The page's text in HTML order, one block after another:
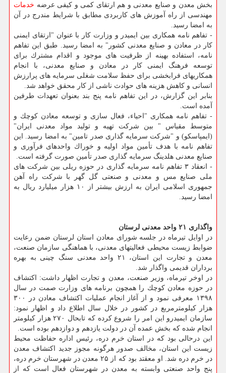
بخش معدن و صنایع معدنی و هم ارتقای كمی و كیفی عرضه خدمات
مهندسی از راه آموزش های كاربردی مطابق با شرایط مندرج در آن
به امضا رسید.
- تفاهم نامه همكاری بین ایمیدر و وزارت كار با عنوان "ارتقای ایمنی
كار در معادن و صنایع معدنی كشور" به امضا رسید. طبق این تفاهم
نامه، استفاده بهینه از ظرفیت های موجود و اقدام مشترك برای
توسعه فرهنگ ایمنی كار در معادن و صنایع معدنی، با انجام
همكاریهای فرابخشی برای حفظ سلامت شغلی سرمایه های پرارزش
انسانی و كاهش هزینه های حوادث ناشی از كار محقق خواهد شد.
بنابر این گزارش، در این تفاهم نامه پنج بند بعنوان تعهدات طرفین
آمده است.
- تفاهم نامه همكاری "احیاء، فعال سازی و توسعه معادن كوچك و
متوسط مقیاس " بین شركت تهیه و تولید مواد معدنی ایران"
(ایمپاسكو) و "شركت سرمایه گذاری صدر تامین" به امضا رسید. این
تفاهم نامه با هدف تأمین مواد اولیه و خوراك واحدهای فرآوری و
صنایع معدنی هلدینگ سرمایه گذاری صدر تأمین صورت گرفته است.
- انعقاد ۳ تفاهم نامه سرمایه گذاری در حوزه ریلی بین شركت های
ملی صنایع مس و معدنی و صنعتی گل گهر با شركت راه آهن
جمهوری اسلامی ایران به ارزش بیشتر از ۱۰ هزار میلیارد ریال به
امضا رسید.
واگذاری ۲۱ واحد معدنی لرستان
در اوایل تیرماه در جلسه شورای معادن استان لرستان ضمن رعایت
ضوابط زیست محیطی فعالیتهای معدنی، با هماهنگی سازمان صنعت،
معدن و تجارت این استان، ۲۱ واحد معدنی سنگ چینی به بهره
برداران قدیمی واگذار شد.
در اوخر تیرماه، وزیر صنعت، معدن و تجارت اظهار داشت: اكتشاف
در حوزه معادن كوچك را همچون برنامه های وزارت صمت در سال
۱۳۹۸ معرفی نمود و از آغاز انجام عملیات اكتشاف معادن در ۳۰۰
هزار كیلومترمربع در كشور در خلال سال اطلاع داد و اظهار نمود:
سازمان ایمیدرو این امر را شروع كرده كه تابحال ۲۷۰ هزار كیلومتر
انجام شده كه بخش عمده آن در دولت یازدهم و دوازدهم بوده است.
این درحالی بود كه در استان خرم دره، رئیس اداره حفاظت محیط
زیست این استان، مخالف صدور هرگونه مجوز جدید اكتشاف معدن
در خرم دره شد. او معقتد بود كه از ۲۵ معدن در شهرستان خرم دره،
پنج واحد صنعتی وابسته به معدن در شهرستان فعال است كه از